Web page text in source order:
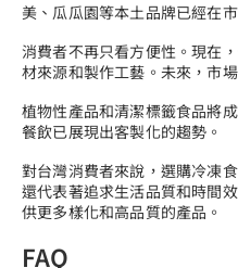
美、瓜瓜園等本土品牌已經在
消費者不再只看方便性。現在
材來源和製作工藝。未來，市
植物性產品和清潔標籤食品將
餐飲已展現出客製化的趨勢。
對台灣消費者來說，選購冷凍
還代表著追求生活品質和時間
供更多樣化和高品質的產品。
FAQ